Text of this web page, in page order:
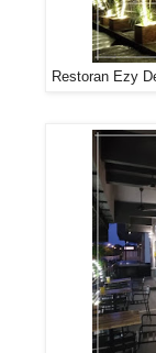
Restoran Ezy